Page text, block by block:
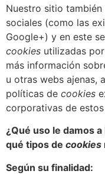
Nuestro sitio
sociales (como las
Google+) y en este
cookies utilizadas
más información
u otras webs ajenas,
políticas de cookies
corporativas de
¿Qué uso le damos
qué tipos de cookies
Según su finalidad: